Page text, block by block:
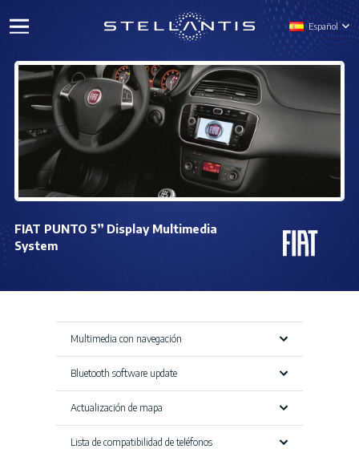
Español
FIAT PUNTO 5” Display Multimedia
System
Multimedia con navegación
Bluetooth software update
Actualización de mapa
Lista de compatibilidad de teléfonos